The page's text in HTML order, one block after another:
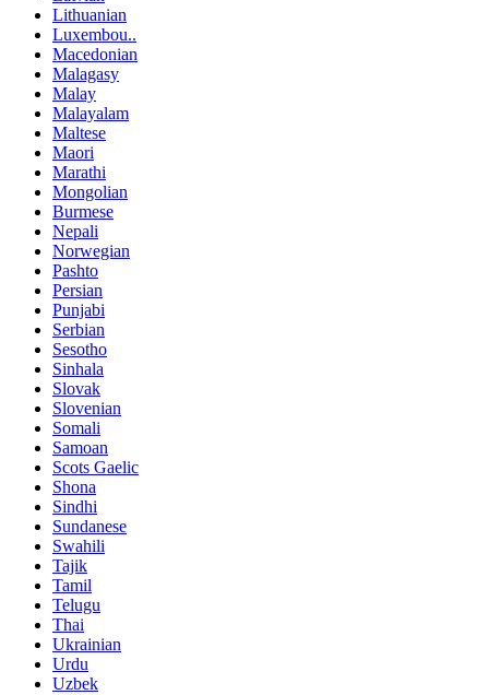
Lithuanian
Luxembou..
Macedonian
Malagasy
Malay
Malayalam
Maltese
Maori
Marathi
Mongolian
Burmese
Nepali
Norwegian
Pashto
Persian
Punjabi
Serbian
Sesotho
Sinhala
Slovak
Slovenian
Somali
Samoan
Scots Gaelic
Shona
Sindhi
Sundanese
Swahili
Tajik
Tamil
Telugu
Thai
Ukrainian
Urdu
Uzbek